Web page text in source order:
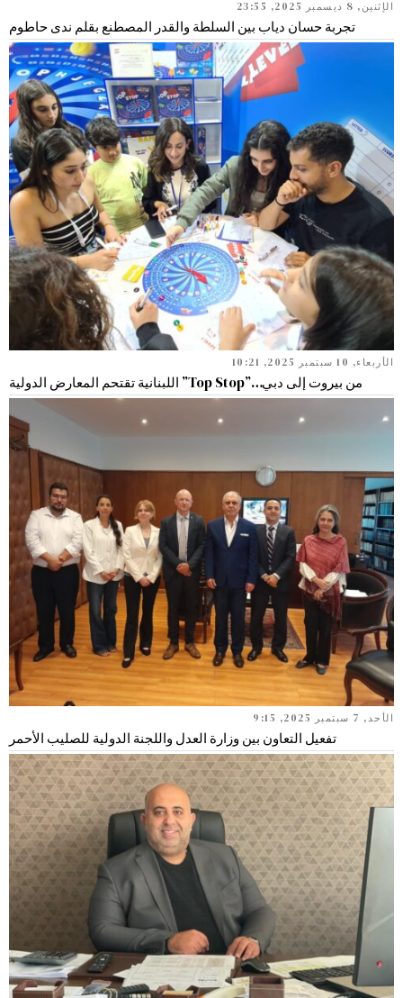
الإثنين, 8 ديسمبر 2025, 23:55
تجربة حسان دياب بين السلطة والقدر المصطنع بقلم ندى حاطوم
الأربعاء, 10 سبتمبر 2025, 10:21
من بيروت إلى دبي…”Top Stop” اللبنانية تقتحم المعارض الدولية
الأحد, 7 سبتمبر 2025, 9:15
تفعيل التعاون بين وزارة العدل واللجنة الدولية للصليب الأحمر